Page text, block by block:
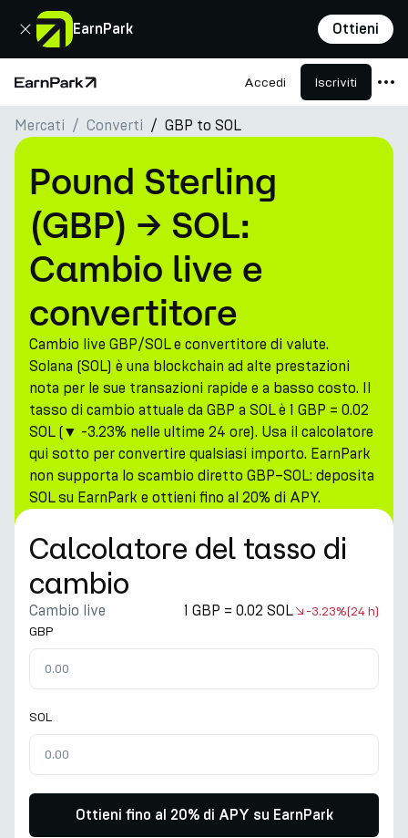
EarnPark Ottieni
Chiudi
Pagina principale Accedi Iscriviti
Prodotti
Mercati
Calcolatori
PARK Token
Risorse
Azienda
Mercati Converti GBP to SOL
Pound Sterling
(GBP) → SOL:
Cambio live e
convertitore
Cambio live GBP/SOL e convertitore di valute.
Solana (SOL) è una blockchain ad alte prestazioni
nota per le sue transazioni rapide e a basso costo. Il
tasso di cambio attuale da GBP a SOL è 1 GBP = 0.02
SOL (▼ -3.23% nelle ultime 24 ore). Usa il calcolatore
qui sotto per convertire qualsiasi importo. EarnPark
non supporta lo scambio diretto GBP–SOL: deposita
SOL su EarnPark e ottieni fino al 20% di APY.
Calcolatore del tasso di
cambio
Cambio live 1 GBP = 0.02 SOL -3.23%(24 h)
GBP
SOL
Ottieni fino al 20% di APY su EarnPark